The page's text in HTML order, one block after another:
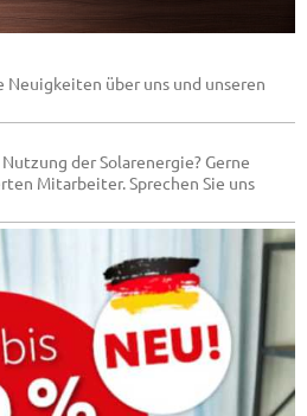
über uns und unseren
der Solarenergie? Gerne
Mitarbeiter. Sprechen Sie uns